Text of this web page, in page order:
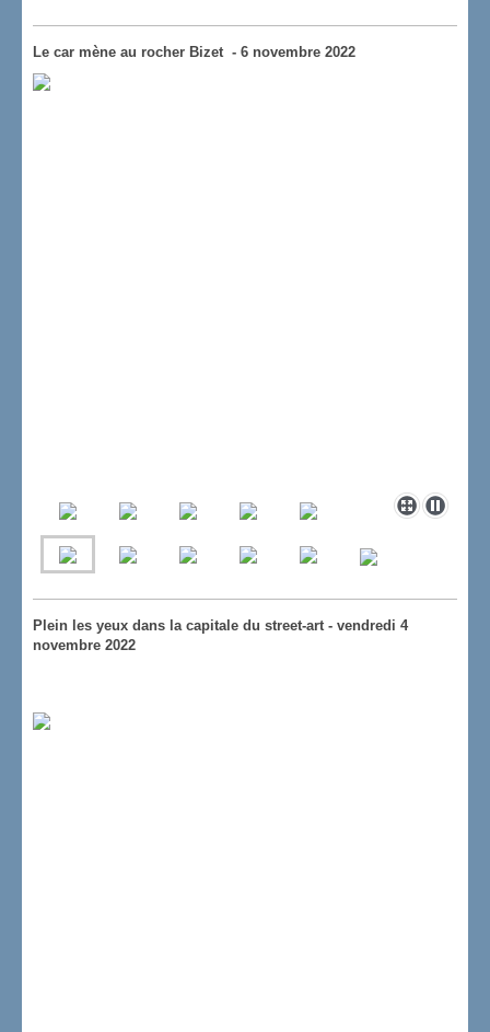
Le car mène au rocher Bizet - 6 novembre 2022
Plein les yeux dans la capitale du street-art - vendredi 4
novembre 2022